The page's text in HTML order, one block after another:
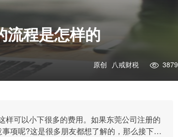
流程是怎样的
原创 八戒财税 3879
可以小下很多的费用。如果东莞公司注册的
项呢?这是很多朋友都想了解的，那么接下来